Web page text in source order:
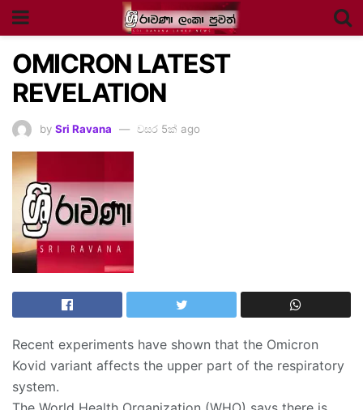
OMICRON LATEST
REVELATION
by Sri Ravana වසර 5ක් ago
Recent experiments have shown that the Omicron
Kovid variant affects the upper part of the respiratory
system.